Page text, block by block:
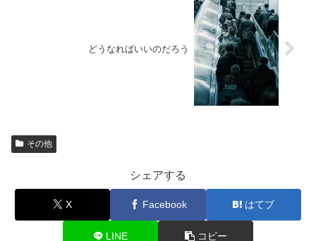
どうなればいいのだろう
その他
シェアする
X Facebook はてブ
LINE コピー